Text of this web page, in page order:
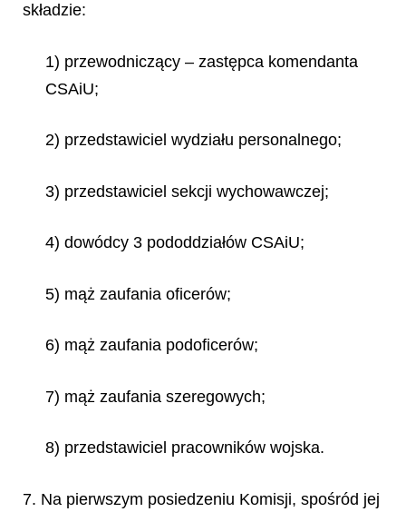
składzie:
1) przewodniczący – zastępca komendanta
CSAiU;
2) przedstawiciel wydziału personalnego;
3) przedstawiciel sekcji wychowawczej;
4) dowódcy 3 pododdziałów CSAiU;
5) mąż zaufania oficerów;
6) mąż zaufania podoficerów;
7) mąż zaufania szeregowych;
8) przedstawiciel pracowników wojska.
7. Na pierwszym posiedzeniu Komisji, spośród jej